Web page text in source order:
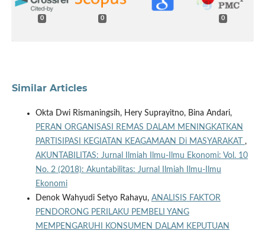
0 0 0
Similar Articles
Okta Dwi Rismaningsih, Hery Suprayitno, Bina Andari,
PERAN ORGANISASI REMAS DALAM MENINGKATKAN
PARTISIPASI KEGIATAN KEAGAMAAN Di MASYARAKAT ,
AKUNTABILITAS: Jurnal Ilmiah Ilmu-Ilmu Ekonomi: Vol. 10
No. 2 (2018): Akuntabilitas: Jurnal Ilmiah Ilmu-Ilmu
Ekonomi
Denok Wahyudi Setyo Rahayu, ANALISIS FAKTOR
PENDORONG PERILAKU PEMBELI YANG
MEMPENGARUHI KONSUMEN DALAM KEPUTUAN